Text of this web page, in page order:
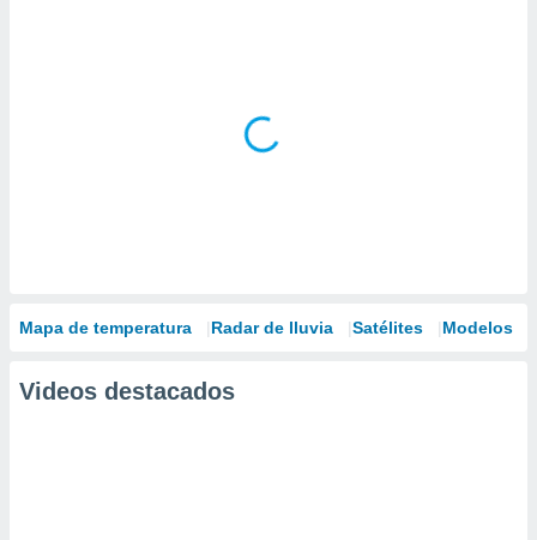
Mapa de temperatura Radar de lluvia Satélites Modelos
Videos destacados